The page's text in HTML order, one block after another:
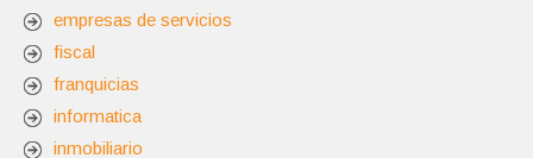
empresas de servicios
fiscal
franquicias
informatica
inmobiliario